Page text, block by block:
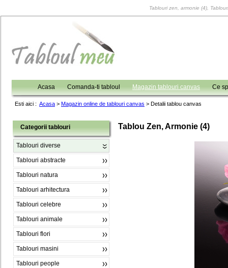
Tablouri zen, armonie (4),
Acasa Comanda-ti tabloul Magazin tablouri canvas Ce
Esti aici : Acasa > Magazin online de tablouri canvas > Detalii tablou canvas
Categorii tablouri
Tablouri diverse
Tablouri abstracte
Tablouri natura
Tablouri arhitectura
Tablouri celebre
Tablouri animale
Tablouri flori
Tablouri masini
Tablouri people
Tablou Zen, Armonie (4)